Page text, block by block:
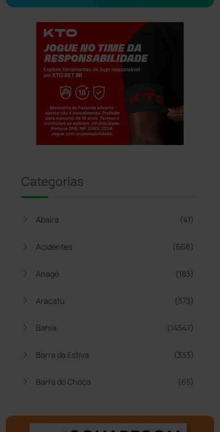
Categorias
Abaíra (41)
Acidentes (666)
Anagé (183)
Aracatu (373)
Bahia (14547)
Barra da Estiva (333)
Barra do Choça (65)